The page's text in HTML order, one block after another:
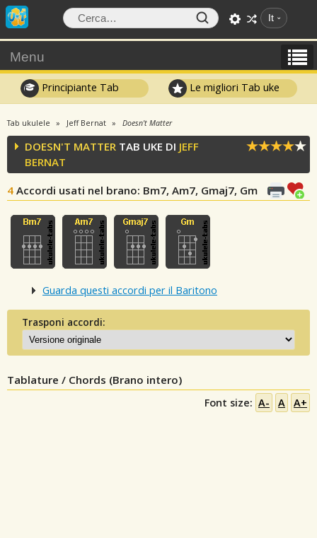
It
Menu
Principiante Tab Le migliori Tab uke
Tab ukulele Jeff Bernat Doesn't Matter
DOESN'T MATTER TAB UKE DI JEFF
BERNAT
4 Accordi usati nel brano: Bm7, Am7, Gmaj7, Gm
Guarda questi accordi per il Baritono
Trasponi accordi:
Tablature / Chords (Brano intero)
Font size: A- A A+